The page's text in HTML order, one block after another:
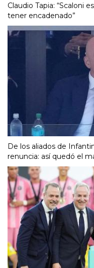
Claudio Tapia: “Scaloni
tener encadenado”
De los aliados de
renuncia: así quedó el